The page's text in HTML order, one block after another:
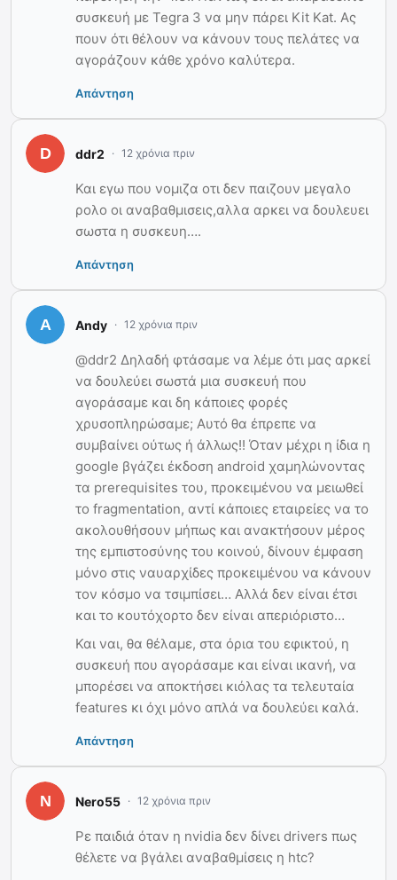
συσκευή με Tegra 3 να μην πάρει Kit Kat. Ας
πουν ότι θέλουν να κάνουν τους πελάτες να
αγοράζουν κάθε χρόνο καλύτερα.
Απάντηση
ddr2 12 χρόνια πριν
Και εγω που νομιζα οτι δεν παιζουν μεγαλο
ρολο οι αναβαθμισεις,αλλα αρκει να δουλευει
σωστα η συσκευη….
Απάντηση
Andy 12 χρόνια πριν
@ddr2 Δηλαδή φτάσαμε να λέμε ότι μας αρκεί
να δουλεύει σωστά μια συσκευή που
αγοράσαμε και δη κάποιες φορές
χρυσοπληρώσαμε; Αυτό θα έπρεπε να
συμβαίνει ούτως ή άλλως!! Όταν μέχρι η ίδια η
google βγάζει έκδοση android χαμηλώνοντας
τα prerequisites του, προκειμένου να μειωθεί
το fragmentation, αντί κάποιες εταιρείες να το
ακολουθήσουν μήπως και ανακτήσουν μέρος
της εμπιστοσύνης του κοινού, δίνουν έμφαση
μόνο στις ναυαρχίδες προκειμένου να κάνουν
τον κόσμο να τσιμπίσει… Αλλά δεν είναι έτσι
και το κουτόχορτο δεν είναι απεριόριστο…
Και ναι, θα θέλαμε, στα όρια του εφικτού, η
συσκευή που αγοράσαμε και είναι ικανή, να
μπορέσει να αποκτήσει κιόλας τα τελευταία
features κι όχι μόνο απλά να δουλεύει καλά.
Απάντηση
Nero55 12 χρόνια πριν
Ρε παιδιά όταν η nvidia δεν δίνει drivers πως
θέλετε να βγάλει αναβαθμίσεις η htc?